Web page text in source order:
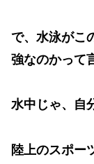
で、水泳がこ
強なのかって
水中じゃ、自
陸上のスポー